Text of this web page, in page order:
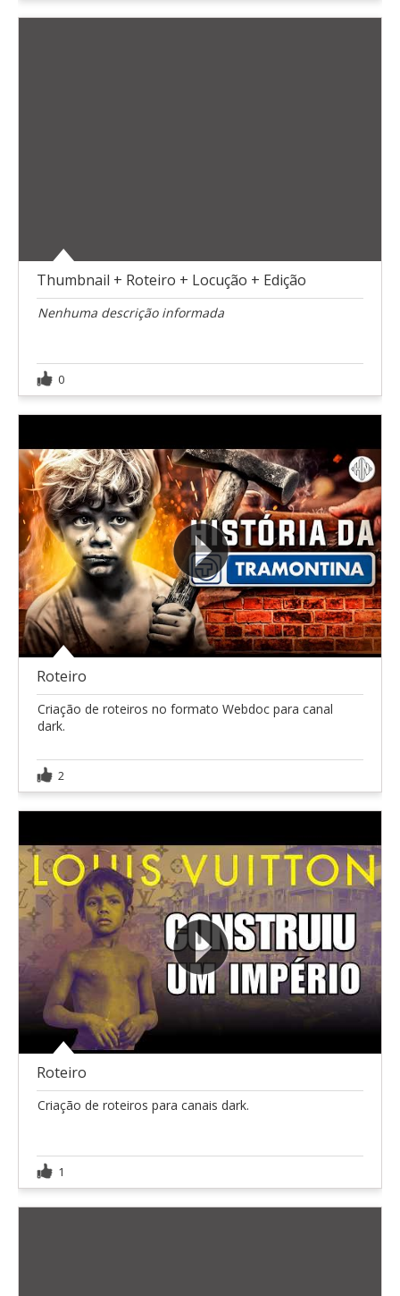
Thumbnail + Roteiro + Locução + Edição
Nenhuma descrição informada
0
Roteiro
Criação de roteiros no formato Webdoc para canal
dark.
2
Roteiro
Criação de roteiros para canais dark.
1